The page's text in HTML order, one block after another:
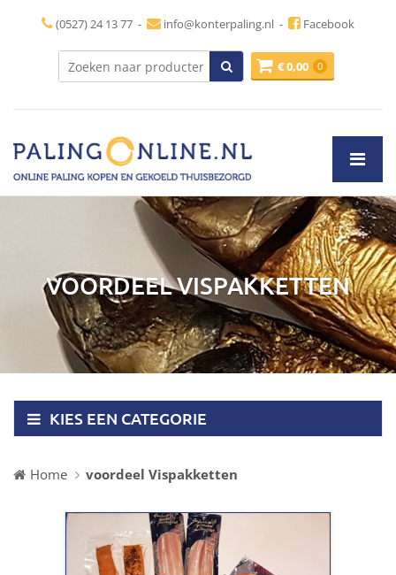
(0527) 24 13 77 - info@konterpaling.nl - Facebook
€0,00 0
VOORDEEL VISPAKKETTEN
KIES EEN CATEGORIE
Home voordeel Vispakketten